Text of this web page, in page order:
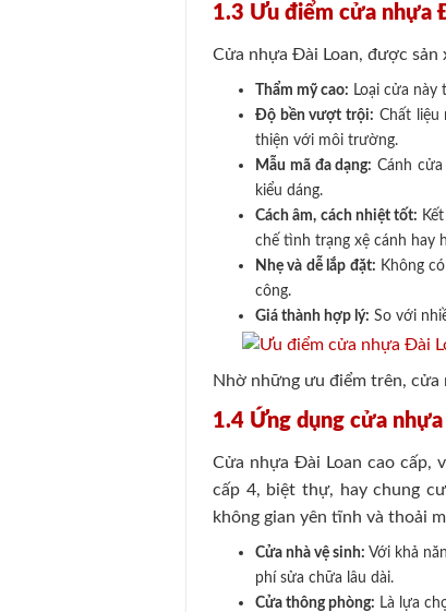
1.3 Ưu điểm cửa nhựa
Cửa nhựa Đài Loan, được
Thẩm mỹ cao: Loại cửa
Độ bền vượt trội: Chất liệu
thiện với môi trường.
Mẫu mã đa dạng: Cánh
kiểu dáng.
Cách âm, cách nhiệt tốt:
chế tình trạng xệ cánh hay
Nhẹ và dễ lắp đặt: Không
công.
Giá thành hợp lý: So với
Nhờ những ưu điểm trên, cửa
1.4 Ứng dụng cửa
Cửa nhựa Đài Loan cao cấp,
cấp 4, biệt thự, hay chung
không gian yên tĩnh và thoải
Cửa nhà vệ sinh: Với khả
phí sửa chữa lâu dài.
Cửa thông phòng: Là lựa